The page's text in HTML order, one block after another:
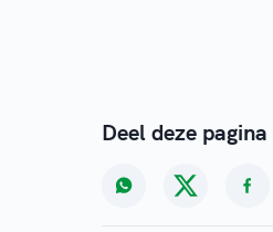
Deel deze pagina